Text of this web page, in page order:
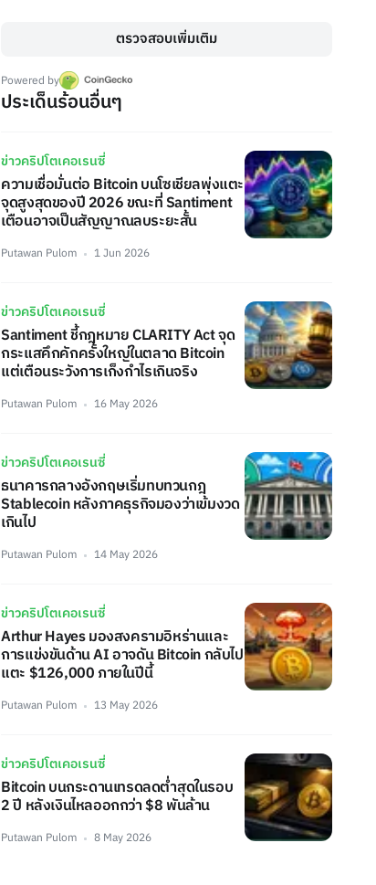
ตรวจสอบเพิ่มเติม
Powered by
ประเด็นร้อนอื่นๆ
ข่าวคริปโตเคอเรนซี่
ความเชื่อมั่นต่อ Bitcoin บนโซเชียลพุ่งแตะ
จุดสูงสุดของปี 2026 ขณะที่ Santiment
เตือนอาจเป็นสัญญาณลบระยะสั้น
Putawan Pulom 1 Jun 2026
ข่าวคริปโตเคอเรนซี่
Santiment ชี้กฎหมาย CLARITY Act จุด
กระแสคึกคักครั้งใหญ่ในตลาด Bitcoin
แต่เตือนระวังการเก็งกำไรเกินจริง
Putawan Pulom 16 May 2026
ข่าวคริปโตเคอเรนซี่
ธนาคารกลางอังกฤษเริ่มทบทวนกฎ
Stablecoin หลังภาคธุรกิจมองว่าเข้มงวด
เกินไป
Putawan Pulom 14 May 2026
ข่าวคริปโตเคอเรนซี่
Arthur Hayes มองสงครามอิหร่านและ
การแข่งขันด้าน AI อาจดัน Bitcoin กลับไป
แตะ $126,000 ภายในปีนี้
Putawan Pulom 13 May 2026
ข่าวคริปโตเคอเรนซี่
Bitcoin บนกระดานเทรดลดต่ำสุดในรอบ
2 ปี หลังเงินไหลออกกว่า $8 พันล้าน
Putawan Pulom 8 May 2026